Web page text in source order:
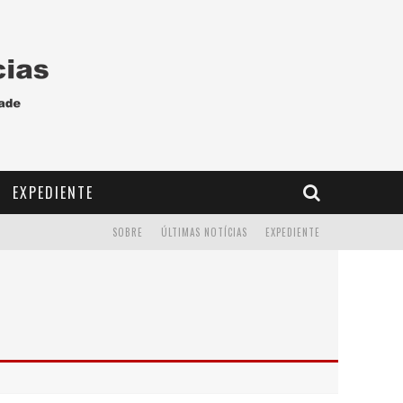
EXPEDIENTE
EXPEDIENTE
ÚLTIMAS NOTÍCIAS
SOBRE